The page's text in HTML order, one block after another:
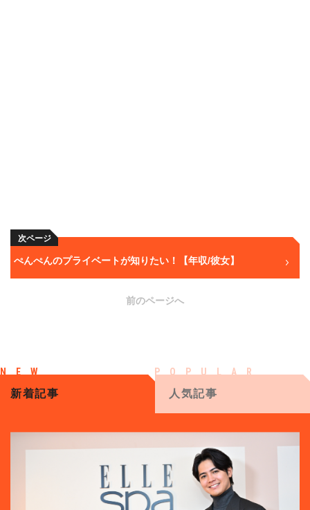
次ページ
ぺんぺんのプライベートが知りたい！【年収/彼女】
前のページへ
新着記事 人気記事